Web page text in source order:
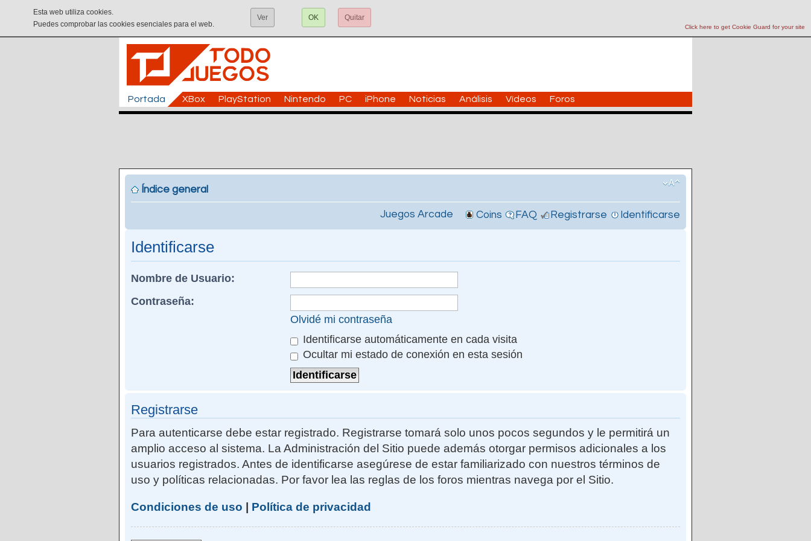
Click here to get Cookie Guard for your site
Esta web utiliza cookies.
Puedes comprobar las cookies esenciales para el web.
Ver OK Quitar
Portada XBox PlayStation Nintendo PC iPhone Noticias Análisis Vídeos Foros
Índice general
Juegos Arcade Coins FAQ Registrarse Identificarse
Identificarse
Nombre de Usuario:
Contraseña:
Olvidé mi contraseña
Identificarse automáticamente en cada visita
Ocultar mi estado de conexión en esta sesión
Registrarse
Para autenticarse debe estar registrado. Registrarse tomará solo unos pocos segundos y le permitirá un
amplio acceso al sistema. La Administración del Sitio puede además otorgar permisos adicionales a los
usuarios registrados. Antes de identificarse asegúrese de estar familiarizado con nuestros términos de
uso y políticas relacionadas. Por favor lea las reglas de los foros mientras navega por el Sitio.
Condiciones de uso Política de privacidad